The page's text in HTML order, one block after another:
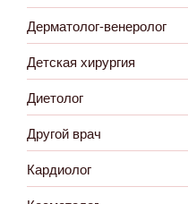
Дерматолог-венеролог
Детская хирургия
Диетолог
Другой врач
Кардиолог